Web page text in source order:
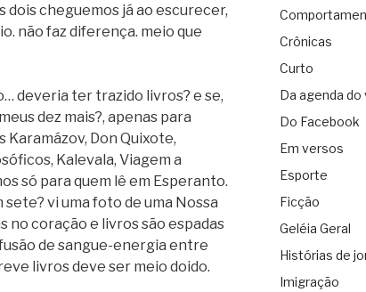
dois cheguemos já ao escurecer,
não faz diferença. meio que
deveria ter trazido livros? e se,
dez mais?, apenas para
Karamázov, Don Quixote,
Kalevala, Viagem a
só para quem lê em Esperanto.
vi uma foto de uma Nossa
no coração e livros são espadas
de sangue-energia entre
livros deve ser meio doido.
Crônicas
Curto
Da agenda do
Do Facebook
Em versos
Esporte
Ficção
Geléia Geral
Histórias de
Imigração